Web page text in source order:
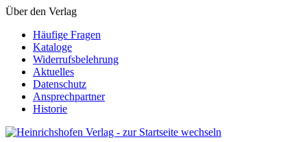
Über den Verlag
Häufige Fragen
Kataloge
Widerrufsbelehrung
Aktuelles
Datenschutz
Ansprechpartner
Historie